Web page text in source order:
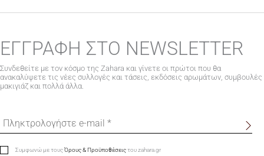
ΕΓΓΡΑΦΗ ΣΤΟ NEWSLETTER
Συνδεθείτε με τον κόσμο της Zahara και γίνετε οι πρώτοι που θα
ανακαλύψετε τις νέες συλλογές και τάσεις, εκδόσεις αρωμάτων, συμβουλές
μακιγιάζ και πολλά άλλα.
Συμφωνώ με τουςΌρους & Προϋποθέσειςτου zahara.gr